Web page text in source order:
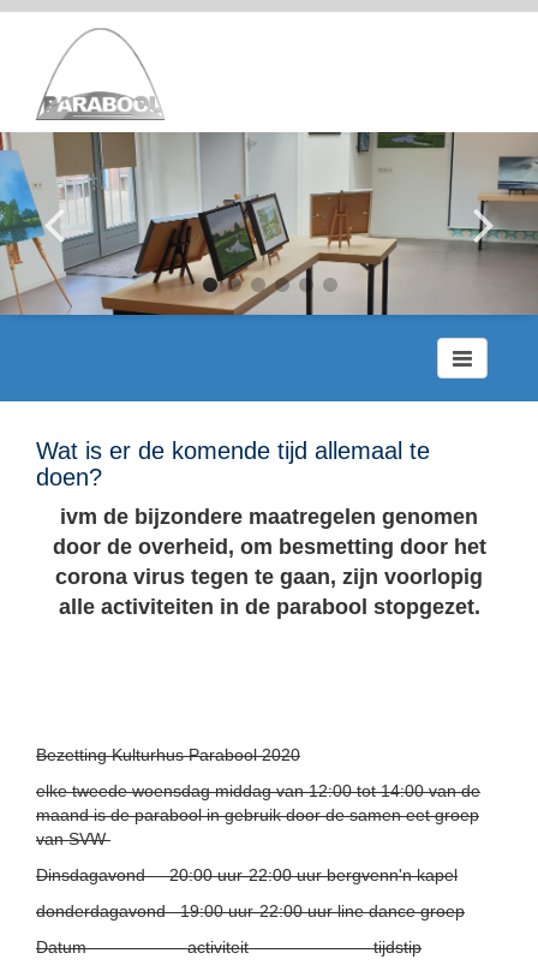
Toggle
navigation
Wat is er de komende tijd allemaal te
doen?
ivm de bijzondere maatregelen genomen
door de overheid, om besmetting door het
corona virus tegen te gaan, zijn voorlopig
alle activiteiten in de parabool stopgezet.
Bezetting Kulturhus Parabool 2020
elke tweede woensdag middag van 12:00 tot 14:00 van de
maand is de parabool in gebruik door de samen eet groep
van SVW
Dinsdagavond 20:00 uur-22:00 uur bergvenn'n kapel
donderdagavond 19:00 uur-22:00 uur line dance groep
Datum activiteit tijdstip